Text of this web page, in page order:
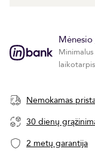
Nemokamas
30 dienų
2 metų garantija